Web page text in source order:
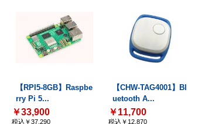
【RPI5-8GB】Raspbe
rry Pi 5...
￥33,900
税込￥37,290
【CHW-TAG4001】Bl
uetooth A...
￥11,700
税込￥12,870